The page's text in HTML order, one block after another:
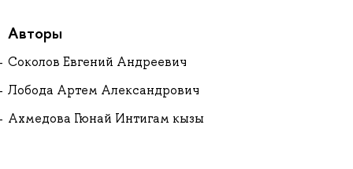
Авторы
Соколов Евгений Андреевич
Лобода Артем Александрович
Ахмедова Гюнай Интигам кызы